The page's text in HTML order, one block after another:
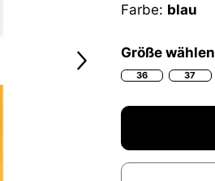
Farbe: blau
Größe wählen
36 37